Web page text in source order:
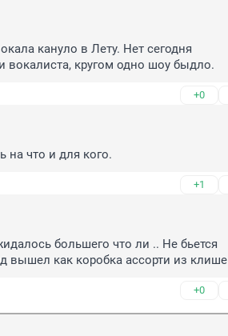
кануло в Лету. Нет сегодня
кругом одно шоу быдло.
+0
на что и для кого.
+1
большего что ли .. Не бьется
вышел как коробка ассорти из клише
+0